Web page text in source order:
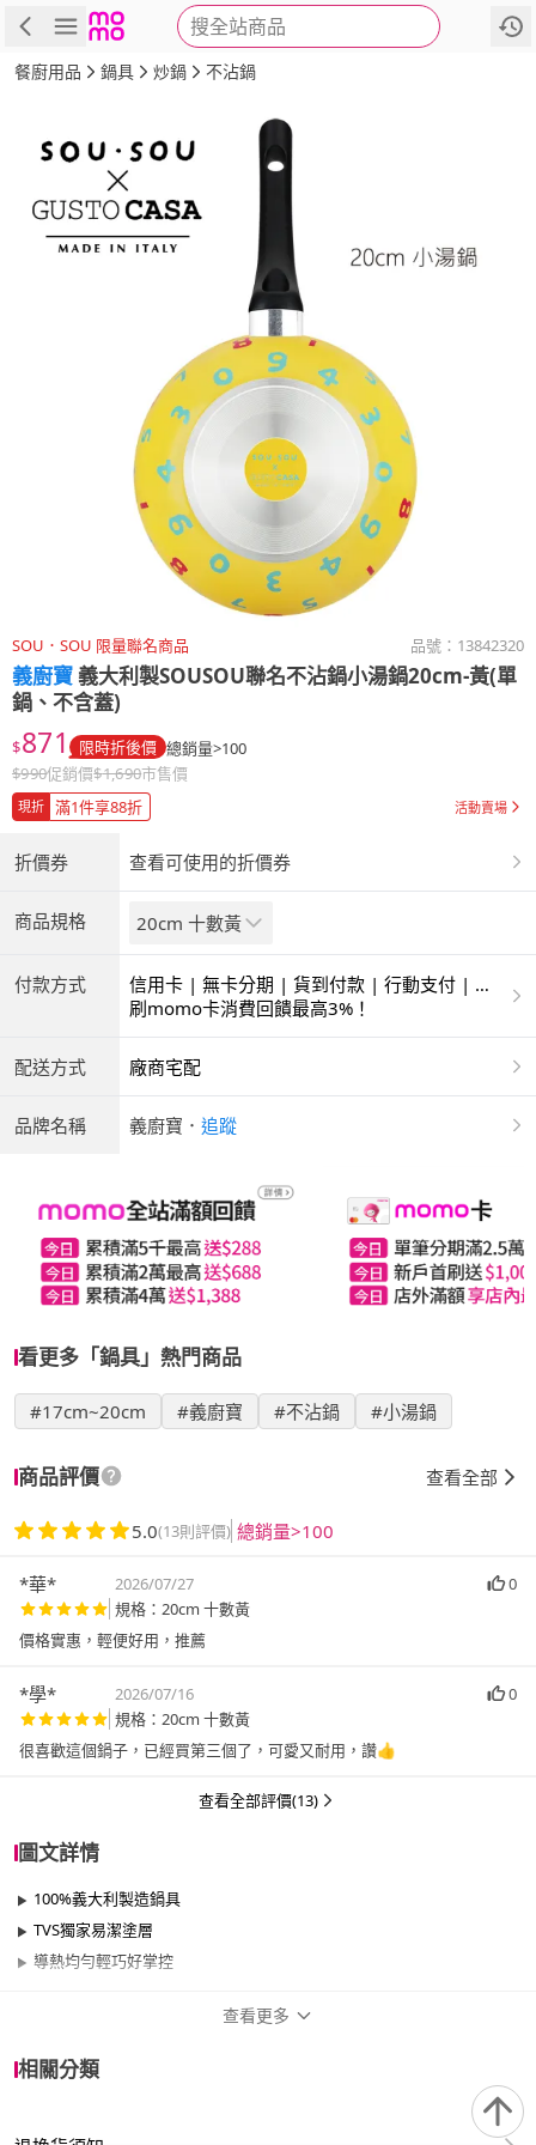
搜全站商品
商品 評價 詳情
餐廚用品 鍋具 炒鍋 不沾鍋
SOU．SOU 限量聯名商品 品號： 13842320
義廚寶 義大利製SOUSOU聯名不沾鍋小湯鍋20cm-黃(單
鍋、不含蓋)
$871 限時折後價 總銷量>100
$990促銷價$1,690市售價
現折 滿1件享88折 活動賣場
折價券 查看可使用的折價券
商品規格 20cm 十數黃
付款方式
信用卡 | 無卡分期 | 貨到付款 | 行動支付 | 超
商付款 | ATM | 銀聯卡
刷momo卡消費回饋最高3%！
配送方式 廠商宅配
品牌名稱 義廚寶 ． 追蹤
看更多「鍋具」熱門商品
#17cm~20cm #義廚寶 #不沾鍋 #小湯鍋
商品評價 查看全部
5.0(13則評價) 總銷量>100
*華* 2026/07/27
0
規格：20cm 十數黃
價格實惠，輕便好用，推薦
*學* 2026/07/16
0
規格：20cm 十數黃
很喜歡這個鍋子，已經買第三個了，可愛又耐用，讚👍
查看全部評價(13)
圖文詳情
100%義大利製造鍋具
TVS獨家易潔塗層
導熱均勻輕巧好掌控
查看更多
相關分類